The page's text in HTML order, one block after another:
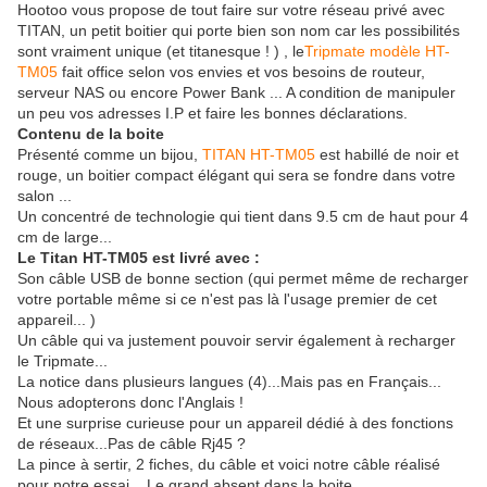
Hootoo vous propose de tout faire sur votre réseau privé avec
TITAN, un petit boitier qui porte bien son nom car les possibilités
sont vraiment unique (et titanesque ! ) , leTripmate modèle HT-
TM05 fait office selon vos envies et vos besoins de routeur,
serveur NAS ou encore Power Bank ... A condition de manipuler
un peu vos adresses I.P et faire les bonnes déclarations.
Contenu de la boite
Présenté comme un bijou, TITAN HT-TM05 est habillé de noir et
rouge, un boitier compact élégant qui sera se fondre dans votre
salon ...
Un concentré de technologie qui tient dans 9.5 cm de haut pour 4
cm de large...
Le Titan HT-TM05 est livré avec :
Son câble USB de bonne section (qui permet même de recharger
votre portable même si ce n'est pas là l'usage premier de cet
appareil... )
Un câble qui va justement pouvoir servir également à recharger
le Tripmate...
La notice dans plusieurs langues (4)...Mais pas en Français...
Nous adopterons donc l'Anglais !
Et une surprise curieuse pour un appareil dédié à des fonctions
de réseaux...Pas de câble Rj45 ?
La pince à sertir, 2 fiches, du câble et voici notre câble réalisé